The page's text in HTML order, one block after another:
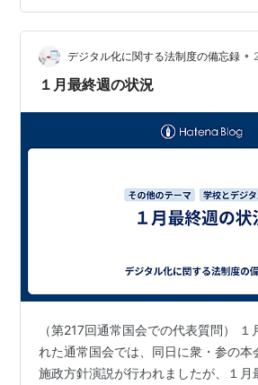
います。 1 所得税法等の一部を改正
地方税法及び地方税法等の一部を改正
改正する法律案 総務省3 地方交付税法
る法律案 総務省 …
デジタル化に関する法制度の備忘録 •
１月最終週の状況
（第217回通常国会での代表質問） １
れた通常国会では、同日に衆・参の本
施政方針演説が行われましたが、１月